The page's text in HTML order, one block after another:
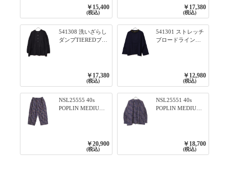
プルオーバー 101オ
フベージュ×ネイビ
ー／レッド
￥15,400
(税込)
ワンピース 79ネイ
￥17,380
(税込)
541308 洗いざらし
ダンプTIEREDブシ
￥17,380
(税込)
541301 ストレッチ
ブロードライン入
リブプルオーバー
79ネイビー
￥12,980
(税込)
NSL25555 40s
POPLIN MEDIUM
￥20,900
(税込)
NSL25551 40s
POPLIN MEDIUM
3800NAVY BASE
￥18,700
(税込)